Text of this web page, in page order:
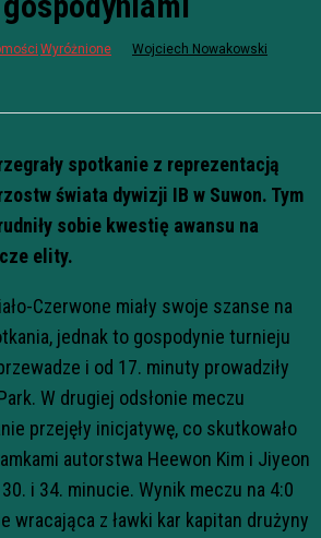
Wyróżnione
Wojciech Nowakowski
spotkanie z reprezentacją
świata dywizji IB w Suwon. Tym
sobie kwestię awansu na
elity.
Czerwone miały swoje szanse na
jednak to gospodynie turnieju
i od 17. minuty prowadziły
W drugiej odsłonie meczu
przejęły inicjatywę, co skutkowało
autorstwa Heewon Kim i Jiyeon
i 34. minucie. Wynik meczu na 4:0
wracająca z ławki kar kapitan drużyny